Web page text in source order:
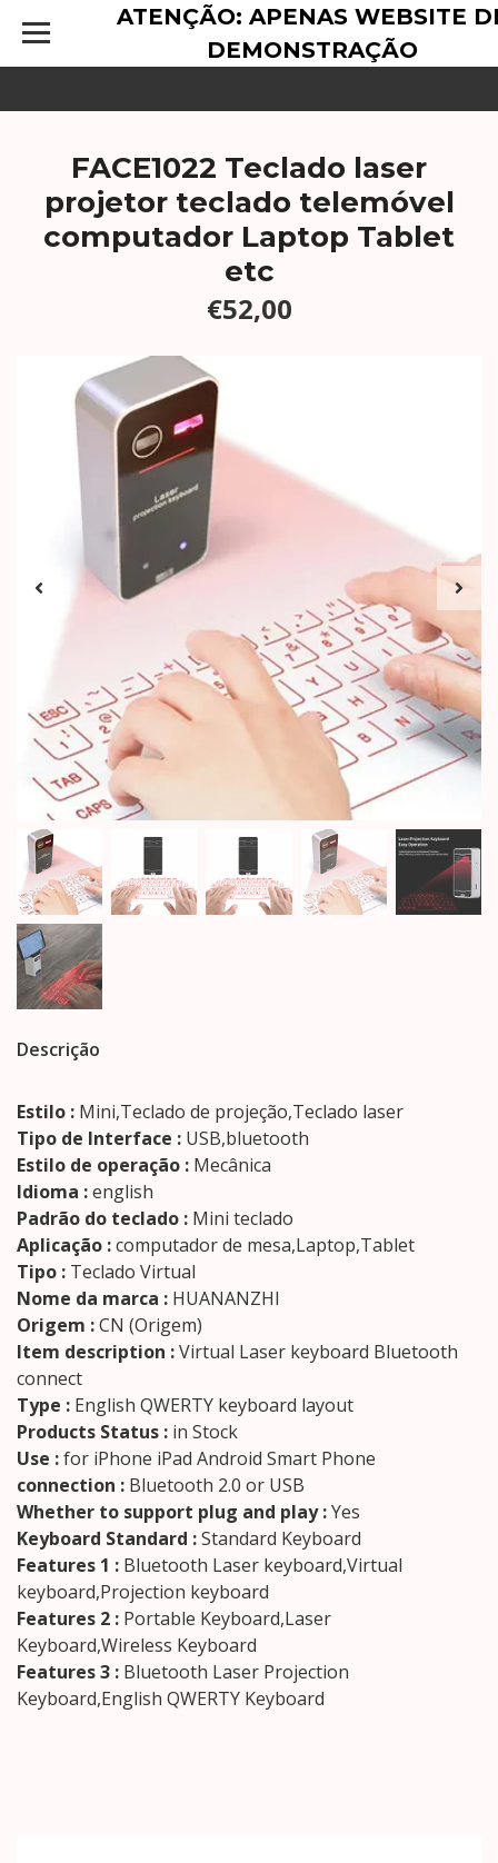
ATENÇÃO: APENAS WEBSITE
DEMONSTRAÇÃO
FACE1022 Teclado laser
projetor teclado telemóvel
computador Laptop Tablet
etc
€52,00
Descrição
Estilo : Mini,Teclado de projeção,Teclado laser
Tipo de Interface : USB,bluetooth
Estilo de operação : Mecânica
Idioma :english
Padrão do teclado : Mini teclado
Aplicação :computador de mesa,Laptop,Tablet
Tipo : Teclado Virtual
Nome da marca : HUANANZHI
Origem :CN (Origem)
Item description :Virtual Laser keyboard Bluetooth
connect
Type : English QWERTY keyboard layout
Products Status : in Stock
Use :for iPhone iPad Android Smart Phone
connection : Bluetooth 2.0 or USB
Whether to support plug and play :Yes
Keyboard Standard :Standard Keyboard
Features 1 : Bluetooth Laser keyboard,Virtual
keyboard,Projection keyboard
Features 2 : Portable Keyboard,Laser
Keyboard,Wireless Keyboard
Features 3 : Bluetooth Laser Projection
Keyboard,English QWERTY Keyboard